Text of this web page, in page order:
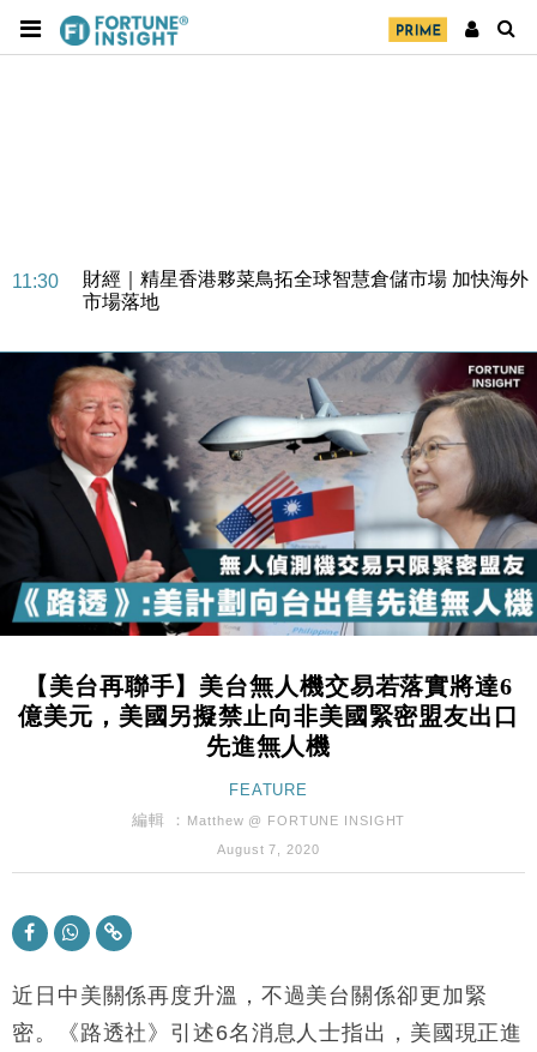
11:30
財經｜精星香港夥菜鳥拓全球智慧倉儲市場 加快海外
市場落地
東京半島
13:12
國際｜特朗普赴洛杉磯高球場活動前 男子攜槍彈被捕
財經｜香港7月PMI回落至51 企業擴張放慢兼縮減人
手
11:40
財經｜黑石傳再籌逾360億美元 支援Anthropic租用
Google晶片
10:57
財經｜美商務部擬擴大金屬關稅範圍 14類產品或加徵
25%
18:15
本地｜新世界K11 9月升級會員制度 增鉑金卡級別鎖
17:40
財經｜本港6月零售額連升14個月 珠寶鐘錶銷售升勢
最強
財經｜滙控重啟最多10億美元回購 派息比率目標維持
財經｜SA售股自救後再出手 斥4億美元押注未上市公
財經｜精星香港夥菜鳥拓全球智慧倉儲市場 加快海外
14:50
地產｜大酒店中期轉賺2300萬元 斥21億翻新香港及
13:12
國際｜特朗普赴洛杉磯高球場活動前 男子攜槍彈被捕
【美台再聯手】美台無人機交易若落實將達6
億美元，美國另擬禁止向非美國緊密盟友出口
先進無人機
FEATURE
編輯 ：
Matthew @ FORTUNE INSIGHT
August 7, 2020
近日中美關係再度升溫，不過美台關係卻更加緊
密。《路透社》引述6名消息人士指出，美國現正進